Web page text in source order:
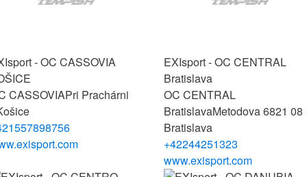
- OC CASSOVIA
CASSOVIAPri Prachárni
EXIsport - OC CENTRAL
Bratislava
OC CENTRAL
BratislavaMetodova 6821 08
Bratislava
+42244251323
www.exisport.com